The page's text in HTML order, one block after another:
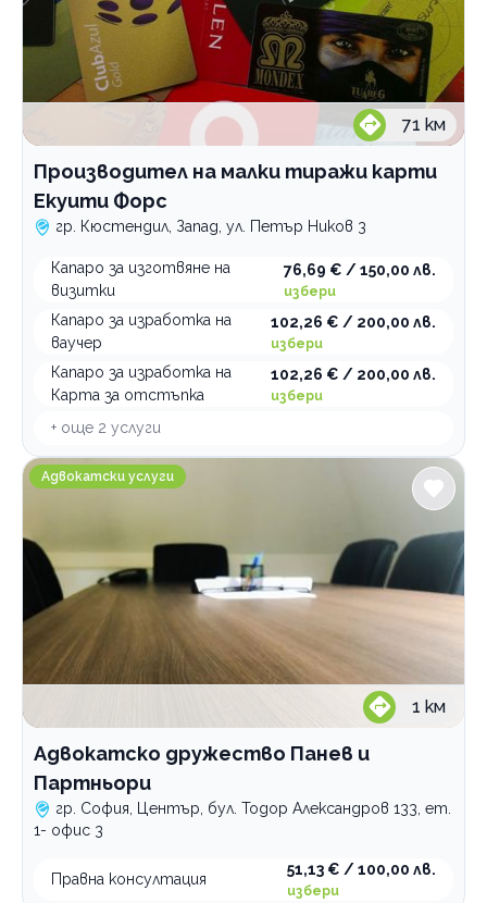
71 км
Производител на малки тиражи карти
Екуити Форс
гр. Кюстендил, Запад, ул. Петър Ников 3
Капаро за изготвяне на
визитки
76,69 € / 150,00 лв.
избери
Капаро за изработка на
ваучер
102,26 € / 200,00 лв.
избери
Капаро за изработка на
Карта за отстъпка
102,26 € / 200,00 лв.
избери
+ още 2 услуги
Адвокатско дружество Панев и Партньори
Адвокатски услуги
1 км
Адвокатско дружество Панев и
Партньори
гр. София, Център, бул. Тодор Александров 133, ет.
1- офис 3
Правна консултация
51,13 € / 100,00 лв.
избери